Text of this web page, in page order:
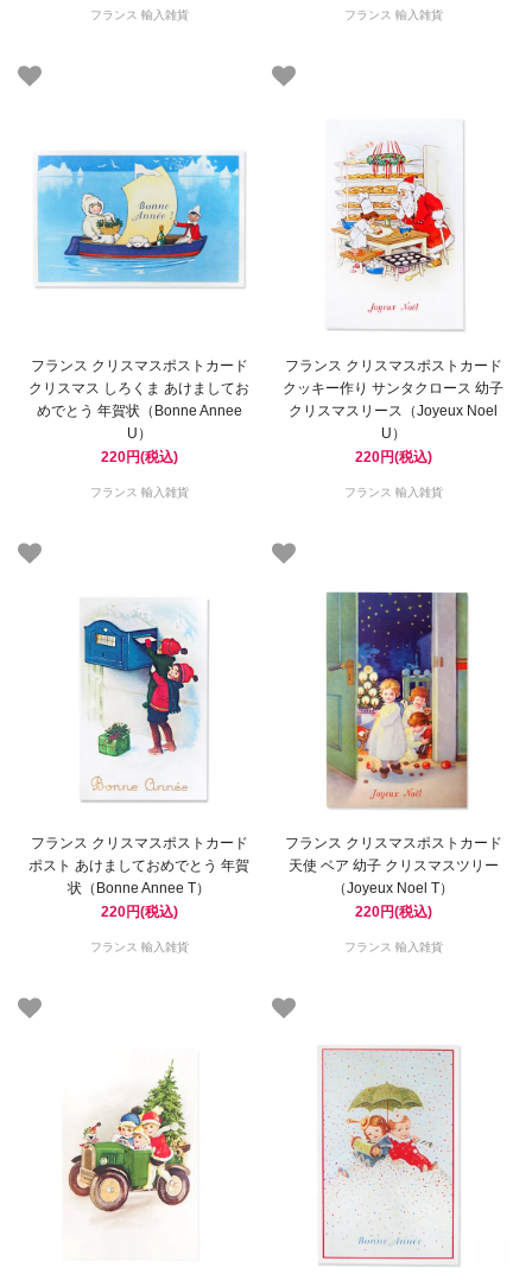
フランス 輸入雑貨 フランス 輸入雑貨
フランス クリスマスポストカード
クリスマス しろくま あけましてお
めでとう 年賀状（Bonne Annee
U）
220円(税込)
フランス 輸入雑貨
フランス クリスマスポストカード
クッキー作り サンタクロース 幼子
クリスマスリース（Joyeux Noel
U）
220円(税込)
フランス 輸入雑貨
フランス クリスマスポストカード
ポスト あけましておめでとう 年賀
状（Bonne Annee T）
220円(税込)
フランス 輸入雑貨
フランス クリスマスポストカード
天使 ベア 幼子 クリスマスツリー
（Joyeux Noel T）
220円(税込)
フランス 輸入雑貨